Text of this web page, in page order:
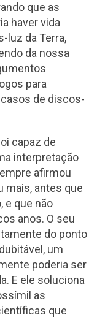
que as
haver vida
luz da Terra,
da nossa
para
de discos-
capaz de
interpretação
afirmou
mais, antes que
e que não
anos. O seu
do ponto
um
poderia ser
E ele soluciona
as
que